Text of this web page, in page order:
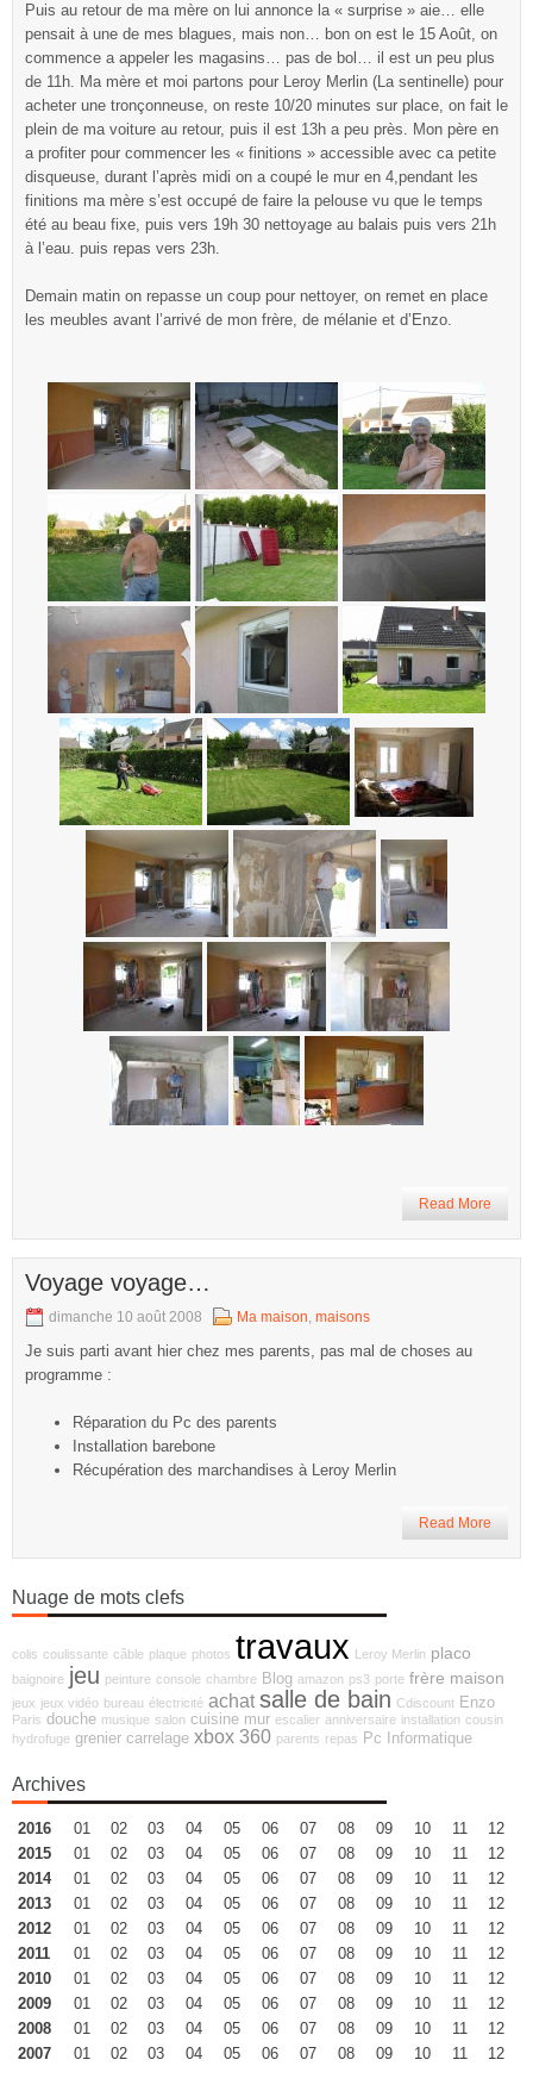
Puis au retour de ma mère on lui annonce la « surprise » aie… elle
pensait à une de mes blagues, mais non… bon on est le 15 Août, on
commence a appeler les magasins… pas de bol… il est un peu plus
de 11h. Ma mère et moi partons pour Leroy Merlin (La sentinelle) pour
acheter une tronçonneuse, on reste 10/20 minutes sur place, on fait le
plein de ma voiture au retour, puis il est 13h a peu près. Mon père en
a profiter pour commencer les « finitions » accessible avec ca petite
disqueuse, durant l’après midi on a coupé le mur en 4,pendant les
finitions ma mère s’est occupé de faire la pelouse vu que le temps
été au beau fixe, puis vers 19h 30 nettoyage au balais puis vers 21h
à l’eau. puis repas vers 23h.
Demain matin on repasse un coup pour nettoyer, on remet en place
les meubles avant l’arrivé de mon frère, de mélanie et d’Enzo.
Read More
Voyage voyage…
dimanche 10 août 2008 Ma maison, maisons
Je suis parti avant hier chez mes parents, pas mal de choses au
programme :
Réparation du Pc des parents
Installation barebone
Récupération des marchandises à Leroy Merlin
Read More
Nuage de mots clefs
colis coulissante câble plaque photos travaux Leroy Merlin placo
baignoire jeu peinture console chambre Blog amazon ps3 porte frère maison
jeux jeux vidéo bureau électricité achat salle de bain Cdiscount Enzo
Paris douche musique salon cuisine mur escalier anniversaire installation cousin
hydrofuge grenier carrelage xbox 360 parents repas Pc Informatique
Archives
2016 01 02 03 04 05 06 07 08 09 10 11
12
2015
01 02 03 04 05 06 07 08 09 10 11
12
2014
01 02 03 04 05 06 07 08 09 10 11
12
2013
01 02 03 04 05 06 07 08 09 10 11
12
2012
01 02 03 04 05 06 07 08 09 10 11
12
2011
01 02 03 04 05 06 07 08 09 10 11
12
2010
01 02 03 04 05 06 07 08 09 10 11
12
2009
01 02 03 04 05 06 07 08 09 10 11
12
2008
01 02 03 04 05 06 07 08 09 10 11
12
2007
01 02 03 04 05 06 07 08 09 10 11 12